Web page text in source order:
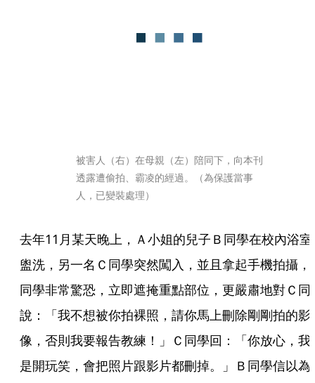
被害人（右）在母親（左）陪同下，向本刊
透露遭偷拍、霸凌的經過。（為保護當事
人，已變裝處理）
去年11月某天晚上，Ａ小姐的兒子Ｂ同學在校內浴室
盥洗，另一名Ｃ同學突然闖入，並且拿起手機拍攝，
同學非常驚恐，立即遮掩重點部位，更嚴肅地對Ｃ同
說：「我不想被你拍裸照，請你馬上刪除剛剛拍的影
像，否則我要報告教練！」Ｃ同學回：「你放心，我
是開玩笑，會把照片跟影片都刪掉。」Ｂ同學信以為